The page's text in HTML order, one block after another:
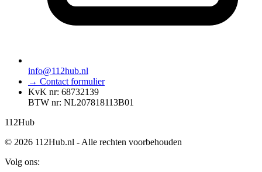
info@112hub.nl
→ Contact formulier
KvK nr: 68732139
BTW nr: NL207818113B01
112Hub
© 2026 112Hub.nl - Alle rechten voorbehouden
Volg ons: